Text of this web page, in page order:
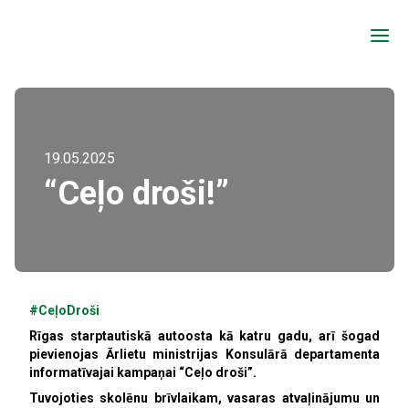
a
19.05.2025
“Ceļo droši!”
#CeļoDroši
Rīgas starptautiskā autoosta kā katru gadu, arī šogad
pievienojas Ārlietu ministrijas Konsulārā departamenta
informatīvajai kampaņai “Ceļo droši”.
Tuvojoties skolēnu brīvlaikam, vasaras atvaļinājumu un